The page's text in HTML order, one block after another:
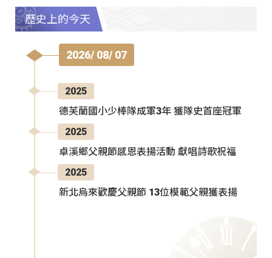
歷史上的今天
2026/ 08/ 07
2025
德芙蘭國小少棒隊成軍3年 獲隊史首座冠軍
2025
卓溪鄉父親節感恩表揚活動 獻唱詩歌祝福
2025
新北烏來歡慶父親節 13位模範父親獲表揚